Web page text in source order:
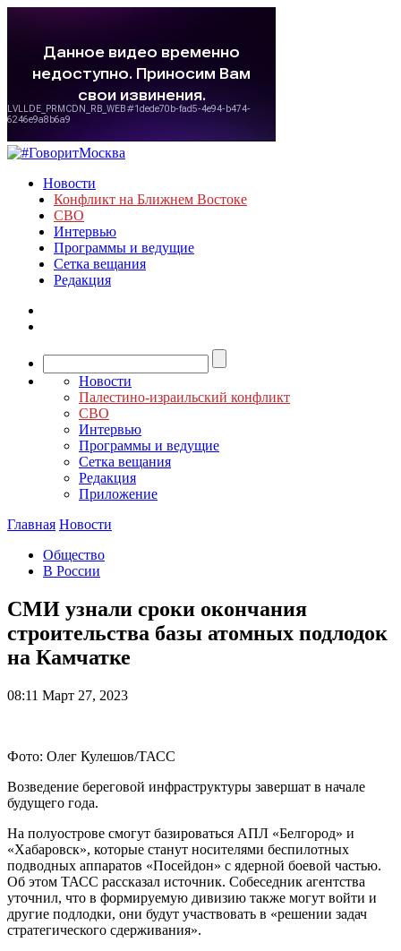
Новости
Конфликт на Ближнем Востоке
СВО
Интервью
Программы и ведущие
Сетка вещания
Редакция
Новости
Палестино-израильский конфликт
СВО
Интервью
Программы и ведущие
Сетка вещания
Редакция
Приложение
Главная Новости
Общество
В России
СМИ узнали сроки окончания
строительства базы атомных подлодок
на Камчатке
08:11 Март 27, 2023
Фото: Олег Кулешов/ТАСС
Возведение береговой инфраструктуры завершат в начале
будущего года.
На полуострове смогут базироваться АПЛ «Белгород» и
«Хабаровск», которые станут носителями беспилотных
подводных аппаратов «Посейдон» с ядерной боевой частью.
Об этом ТАСС рассказал источник. Собеседник агентства
уточнил, что в формируемую дивизию также могут войти и
другие подлодки, они будут участвовать в «решении задач
стратегического сдерживания».